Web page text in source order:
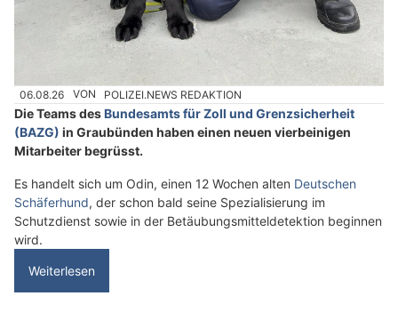
06.08.26 VON POLIZEI.NEWS REDAKTION
Die Teams desBundesamts für Zoll und Grenzsicherheit
(BAZG) in Graubünden haben einen neuen vierbeinigen
Mitarbeiter begrüsst.
Es handelt sich um Odin, einen 12 Wochen alten Deutschen
Schäferhund, der schon bald seine Spezialisierung im
Schutzdienst sowie in der Betäubungsmitteldetektion beginnen
wird.
Weiterlesen